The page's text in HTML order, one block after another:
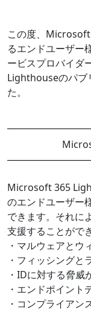
この度、
るエンドユーザー
ービスプロバイダ
Lighthouseのパブ
た。
Microsoft 365
のエンドユーザー
できます。それに
支援することがで
・マルウェアとウ
・フィッシングと
・IDに対する脅威
・エンドポイント
・コンプライアン